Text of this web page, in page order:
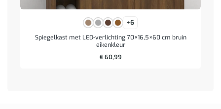
+6
Spiegelkast met LED-verlichting 70×16,5×60 cm bruin
eikenkleur
€60,99